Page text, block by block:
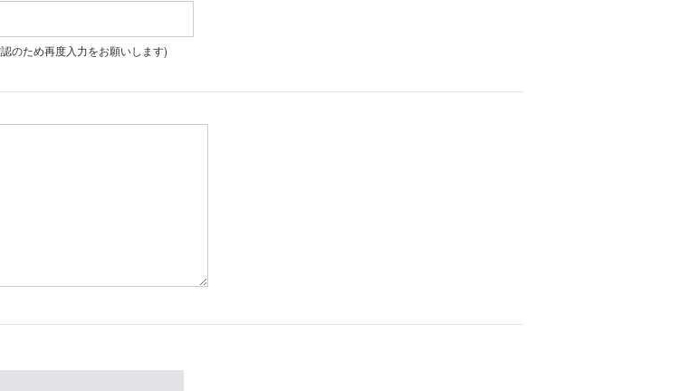
認のため再度入力をお願いします)